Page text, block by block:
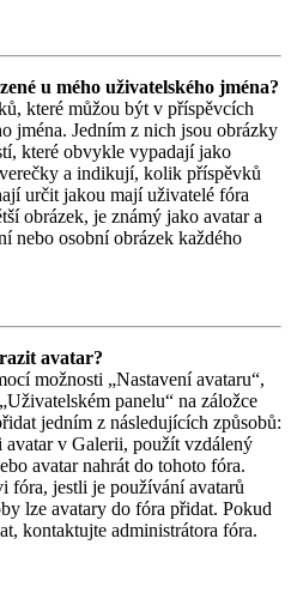
u mého uživatelského jména?
které můžou být v příspěvcích
jména. Jedním z nich jsou obrázky
které obvykle vypadají jako
a indikují, kolik příspěvků
určit jakou mají uživatelé fóra
obrázek, je známý jako avatar a
nebo osobní obrázek každého
avatar?
možnosti „Nastavení avataru“,
panelu“ na záložce
jedním z následujících způsobů:
avatar v Galerii, použít vzdálený
avatar nahrát do tohoto fóra.
fóra, jestli je používání avatarů
lze avatary do fóra přidat. Pokud
kontaktujte administrátora fóra.